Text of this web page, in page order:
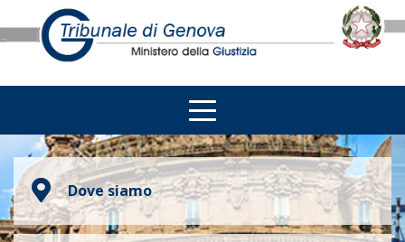
Dove siamo